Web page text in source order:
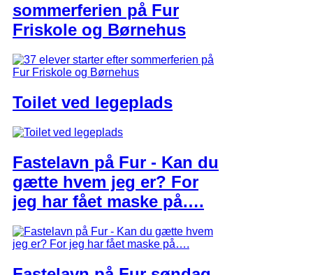
sommerferien på Fur
Friskole og Børnehus
Toilet ved legeplads
Fastelavn på Fur - Kan du
gætte hvem jeg er? For
jeg har fået maske på….